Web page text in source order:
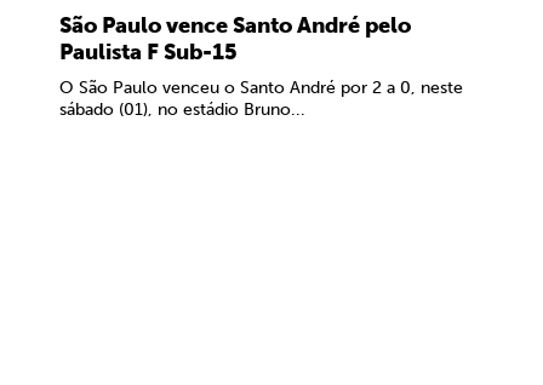
São Paulo vence Santo André pelo
Paulista F Sub-15
O São Paulo venceu o Santo André por 2 a 0, neste
sábado (01), no estádio Bruno...